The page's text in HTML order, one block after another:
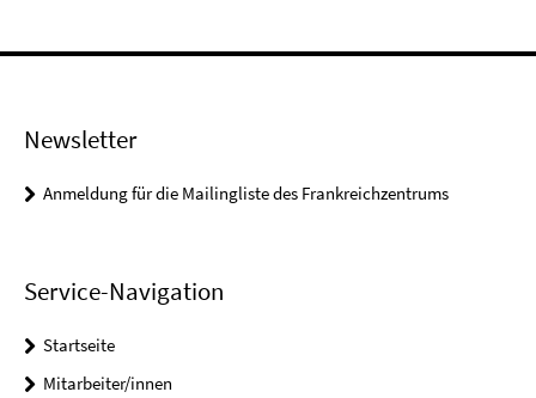
Newsletter
Anmeldung für die Mailingliste des Frankreichzentrums
Service-Navigation
Startseite
Mitarbeiter/innen